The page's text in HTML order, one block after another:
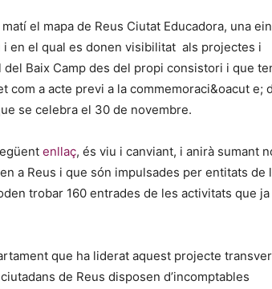
el mapa de Reus Ciutat Educadora, una
en el qual es donen visibilitat als projectes i
Baix Camp des del propi consistori i que
com a acte previ a la commemoraci&oacut e;
se celebra el 30 de novembre.
enllaç, és viu i canviant, i anirà sumant
a Reus i que són impulsades per entitats de
trobar 160 entrades de les activitats que
que ha liderat aquest projecte
de Reus disposen d’incomptables